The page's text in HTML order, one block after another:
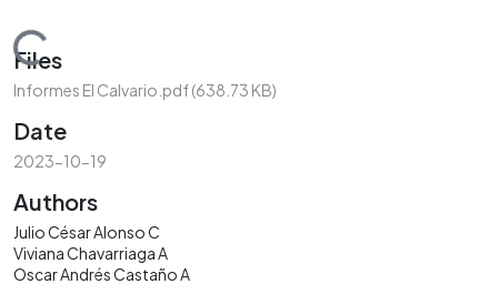
Loading...
Files
Informes El Calvario.pdf(638.73 KB)
Date
2023-10-19
Authors
Julio César Alonso C
Viviana Chavarriaga A
Oscar Andrés Castaño A